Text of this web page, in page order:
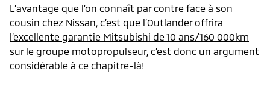
L’avantage que l’on connaît par contre face à son
cousin chez Nissan, c’est que l’Outlander offrira
l’excellente garantie Mitsubishi de 10 ans/160 000km
sur le groupe motopropulseur, c’est donc un argument
considérable à ce chapitre-là!